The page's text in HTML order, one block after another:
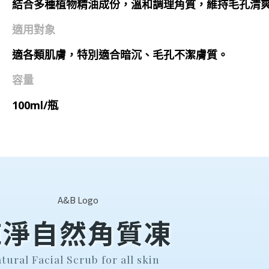
結合多種植物精油成份，溫和調理角質，維持毛孔清
適用對象
適各類肌膚，特別適合暗沉、毛孔不潔膚質。
容量
100ml/瓶
自然角質凍
Facial Scrub for all skin